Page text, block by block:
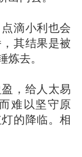
滴小利也会
其结果是被
去。
，给人太易
难以坚守原
的降临。相